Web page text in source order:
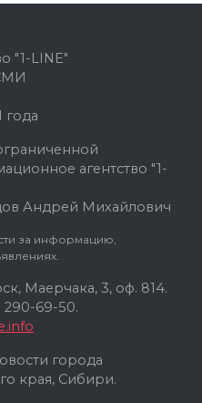
"1-LINE"
года
агентство "1-
Андрей Михайлович
за информацию,
Маерчака, 3, оф. 814.
290-69-50.
города
края, Сибири.